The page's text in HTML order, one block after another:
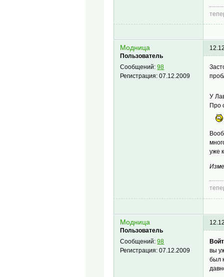
Модница
Пользователь
Сообщений:98
Регистрация:07.12.2009
У
Про
уже
Модница
Пользователь
Сообщений:98
Регистрация:07.12.2009
вы
был